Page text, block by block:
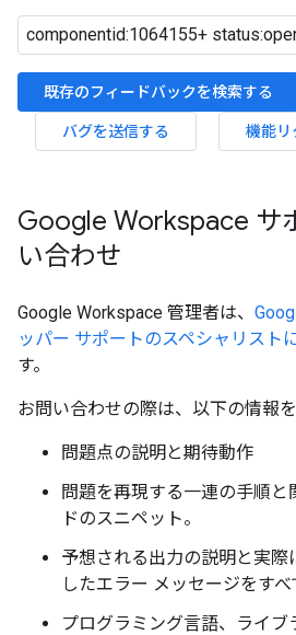
既存のフィードバックを検索する
バグを送信する
機能リ
Google Workspace サ
い合わせ
Google Workspace 管理者は、
ッパー サポートのスペシャリスト
す。
お問い合わせの際は、以下の情報
問題点の説明と期待動作
問題を再現する一連の手順と
ドのスニペット。
予想される出力の説明と実
したエラー メッセージをすべ
プログラミング言語、ライブ